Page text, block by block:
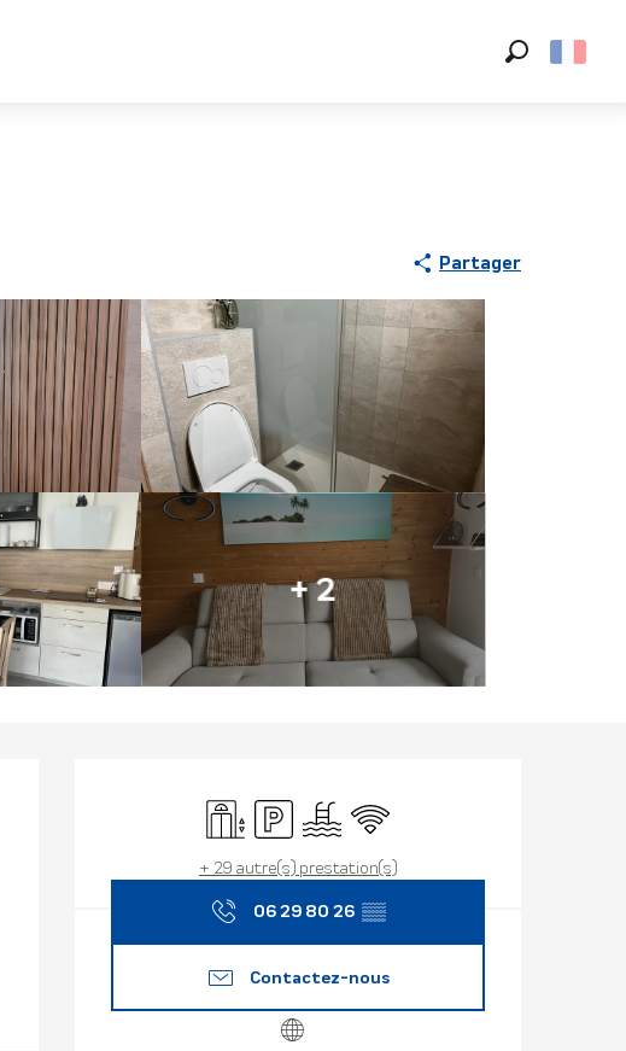
Partager
+ 2
Ouverture et
Ascenseur
Parking PiscineWiFi
+ 29 autre(s) prestation(s)
06 29 80 26 ▒▒
Contactez-nous